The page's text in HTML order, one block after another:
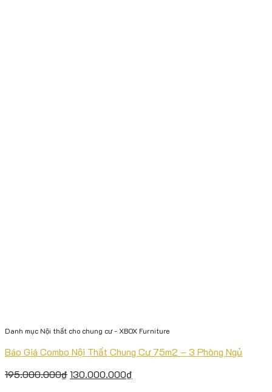
Danh mục Nội thất cho chung cư - XBOX Furniture
Báo Giá Combo Nội Thất Chung Cư 75m2 – 3 Phòng Ngủ
195.000.000₫130.000.000₫